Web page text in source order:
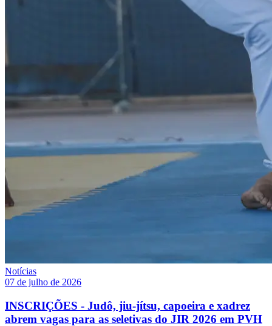
Notícias
07 de julho de 2026
INSCRIÇÕES - Judô, jiu-jítsu, capoeira e xadrez
abrem vagas para as seletivas do JIR 2026 em PVH